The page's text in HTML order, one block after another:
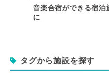
音楽合宿ができる宿泊
に
タグから施設を探す